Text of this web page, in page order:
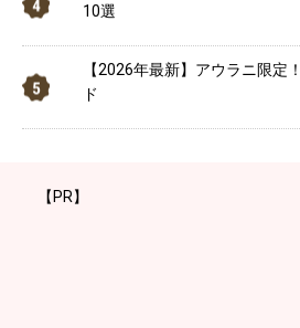
10選
【2026年最新】アウラニ限定
ド
【PR】